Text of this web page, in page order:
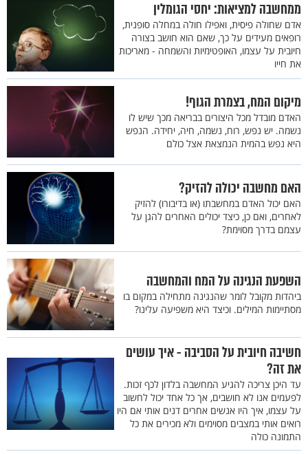
ממחשבה למציאות: יחסי הגומלין
אדם שחולה פיסית, ואפילו חולה במחלה סופנית,
רופאים מעידים על כך, שאם הוא חושב בצורה
חיובית על עצמו, האופטימיות והשמחה - מאריכות
את חייו
מיקום המח, בצמרת הגוף!
האדם מובדל מכל היצורים בבריאה מכך שיש לו
נשמה. יש נפש, רוח, נשמה, חיה, יחידה. הנפש
היא נפש בהמית הנמצאת אצל כולם
האם מחשבה יכולה להזיק?
האם יכול האדם במחשבתו (או בדיבורו) להזיק
לאחרים, ואם כן, כיצד יכולים האחרים להגן על
עצמם בדרך מסוימת?
השפעת הנגינה על המח והמחשבה
ביהדות מקובל לומר שהנגינה מתחילה במקום בו
מסתיימות המילים. וכיצד היא משפיעה עלינו?
חשיבה חיובית על הסביבה - איך עושים
את זה?
עד היכן צריכה להגיע המחשבה בלדון לכף זכות.
לפעמים אנו לא חושבים, אך כל אחד יכול לחשוב
על עצמו, איך היו אנשים אחרים דנים אותי אם היו
רואים אותי במצבים מסוימים ולא מכירים את כל
התמונה כולה